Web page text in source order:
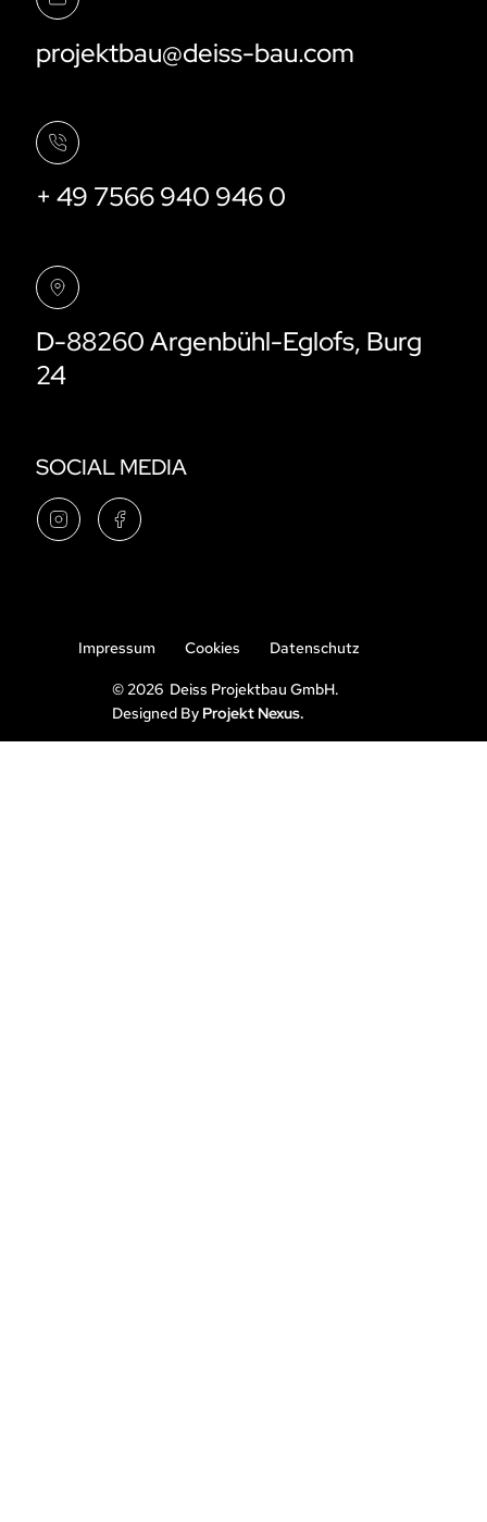
projektbau@deiss-bau.com
+ 49 7566 940 946 0
D-88260 Argenbühl-Eglofs, Burg
24
SOCIAL MEDIA
© 2026 Deiss Projektbau GmbH.
Designed By Projekt Nexus.
Impressum Cookies Datenschutz